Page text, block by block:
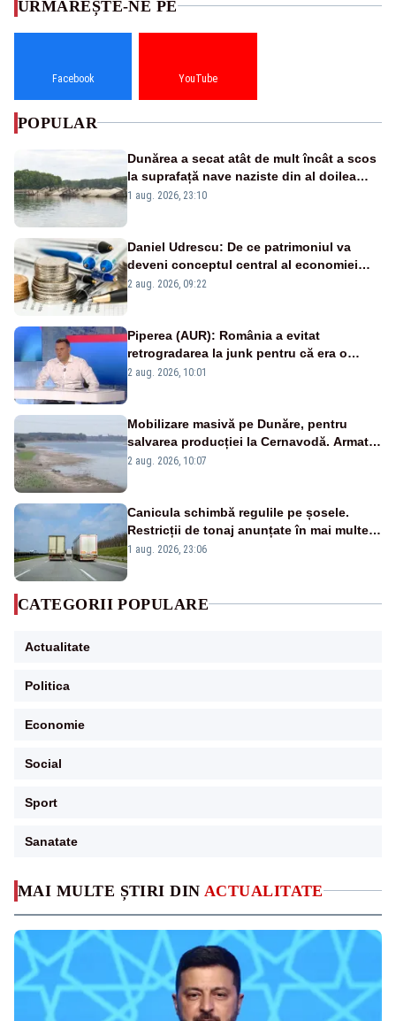
MAI MULTE ȘTIRI DIN ACTUALITATE
URMĂREȘTE-NE PE
Facebook YouTube
POPULAR
Dunărea a secat atât de mult încât a scos
la suprafață nave naziste din al doilea
război mondial
1 aug. 2026, 23:10
Daniel Udrescu: De ce patrimoniul va
deveni conceptul central al economiei
viitoare?
2 aug. 2026, 09:22
Piperea (AUR): România a evitat
retrogradarea la junk pentru că era o
catastrofă pentru bănci și fondurile de
2 aug. 2026, 10:01
Mobilizare masivă pe Dunăre, pentru
salvarea producției la Cernavodă. Armata
va detona o stâncă și va devia apa
2 aug. 2026, 10:07
Canicula schimbă regulile pe șosele.
Restricții de tonaj anunțate în mai multe
județe
1 aug. 2026, 23:06
CATEGORII POPULARE
Actualitate
Politica
Economie
Social
Sport
Sanatate